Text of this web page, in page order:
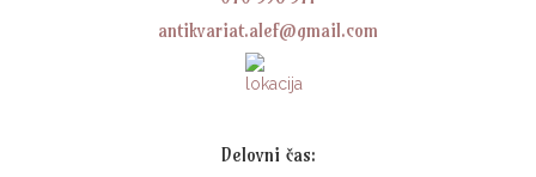
antikvariat.alef@gmail.com
Delovni čas: